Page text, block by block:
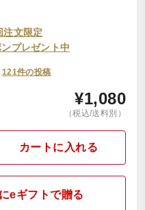
文限定
プレゼント中
121件の投稿
¥1,080
（税込/送料別）
カートに入れる
eギフトで贈る